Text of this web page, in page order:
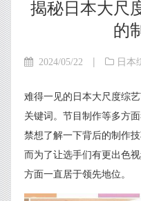
揭秘日本大尺
的
2024/05/22 | 日本
难得一见的日本大尺度综
关键词。节目制作等多方
禁想了解一下背后的制作
而为了让选手们有更出色
方面一直居于领先地位。